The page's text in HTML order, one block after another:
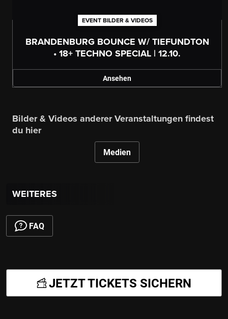
EVENT BILDER & VIDEOS
BRANDENBURG BOUNCE W/ TIEFUNDTON
• 18+ TECHNO SPECIAL | 12.10.
Ansehen
Bilder & Videos anderer Veranstaltungen findest
du hier
Medien
WEITERES
FAQ
JETZT TICKETS SICHERN